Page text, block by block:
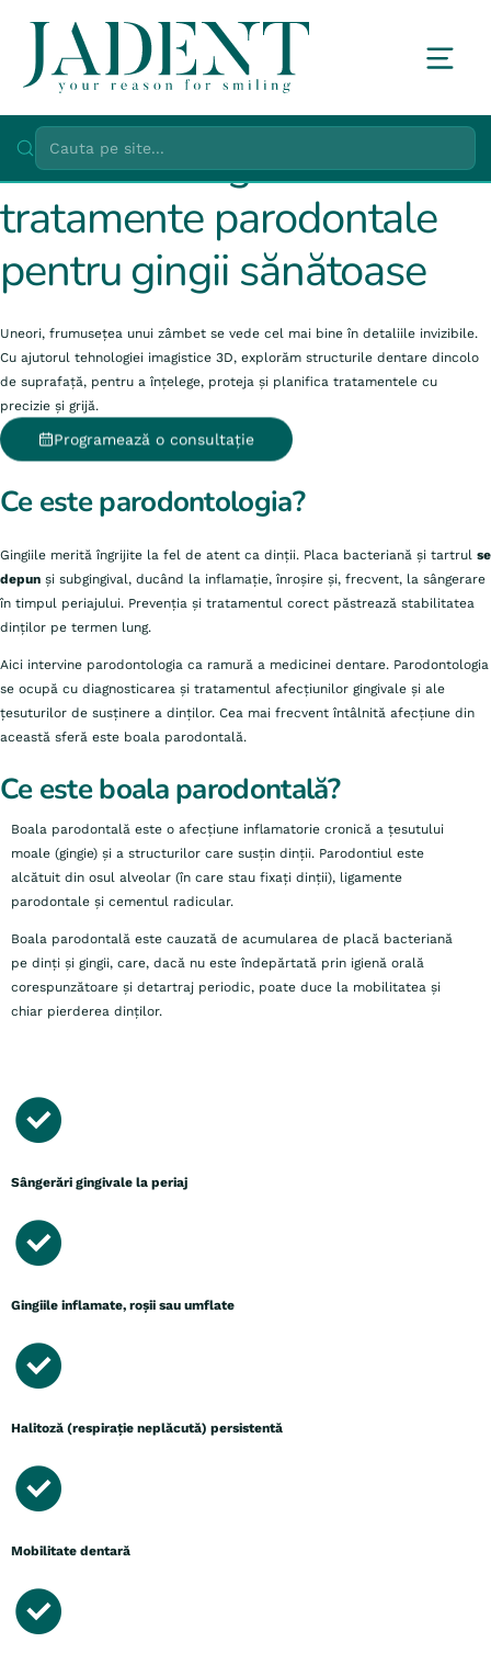
Cauta pe site...
Parodontologie
tratamente parodontale
pentru gingii sănătoase
Uneori, frumusețea unui zâmbet se vede cel mai bine în detaliile invizibile.
Cu ajutorul tehnologiei imagistice 3D, explorăm structurile dentare dincolo
de suprafață, pentru a înțelege, proteja și planifica tratamentele cu
precizie și grijă.
Programează o consultație
Ce este parodontologia?
Gingiile merită îngrijite la fel de atent ca dinții. Placa bacteriană și tartrul se
depun și subgingival, ducând la inflamație, înroșire și, frecvent, la sângerare
în timpul periajului. Prevenția și tratamentul corect păstrează stabilitatea
dinților pe termen lung.
Aici intervine parodontologia ca ramură a medicinei dentare. Parodontologia
se ocupă cu diagnosticarea și tratamentul afecțiunilor gingivale și ale
țesuturilor de susținere a dinților. Cea mai frecvent întâlnită afecțiune din
această sferă este boala parodontală.
Ce este boala parodontală?
Boala parodontală este o afecțiune inflamatorie cronică a țesutului
moale (gingie) și a structurilor care susțin dinții. Parodontiul este
alcătuit din osul alveolar (în care stau fixați dinții), ligamente
parodontale și cementul radicular.
Boala parodontală este cauzată de acumularea de placă bacteriană
pe dinți și gingii, care, dacă nu este îndepărtată prin igienă orală
corespunzătoare și detartraj periodic, poate duce la mobilitatea și
chiar pierderea dinților.
Sângerări gingivale la periaj
Gingiile inflamate, roșii sau umflate
Halitoză (respirație neplăcută) persistentă
Mobilitate dentară